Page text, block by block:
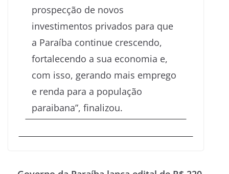
prospecção de novos
investimentos privados para que
a Paraíba continue crescendo,
fortalecendo a sua economia e,
com isso, gerando mais emprego
e renda para a população
paraibana”, finalizou.